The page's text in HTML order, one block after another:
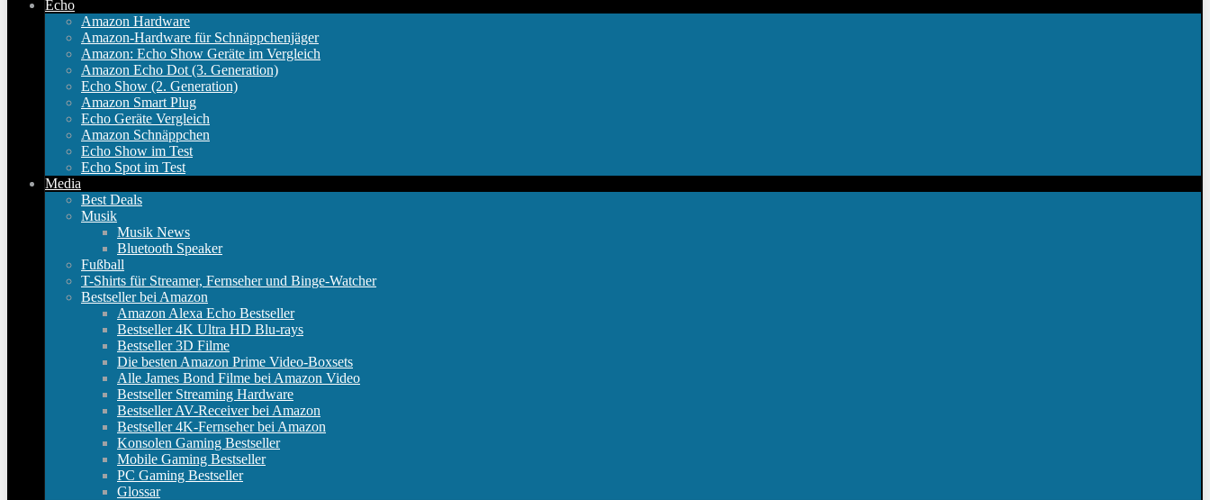
Echo
Amazon Hardware
Amazon-Hardware für Schnäppchenjäger
Amazon: Echo Show Geräte im Vergleich
Amazon Echo Dot (3. Generation)
Echo Show (2. Generation)
Amazon Smart Plug
Echo Geräte Vergleich
Amazon Schnäppchen
Echo Show im Test
Echo Spot im Test
Media
Best Deals
Musik
Musik News
Bluetooth Speaker
Fußball
T-Shirts für Streamer, Fernseher und Binge-Watcher
Bestseller bei Amazon
Amazon Alexa Echo Bestseller
Bestseller 4K Ultra HD Blu-rays
Bestseller 3D Filme
Die besten Amazon Prime Video-Boxsets
Alle James Bond Filme bei Amazon Video
Bestseller Streaming Hardware
Bestseller AV-Receiver bei Amazon
Bestseller 4K-Fernseher bei Amazon
Konsolen Gaming Bestseller
Mobile Gaming Bestseller
PC Gaming Bestseller
Glossar